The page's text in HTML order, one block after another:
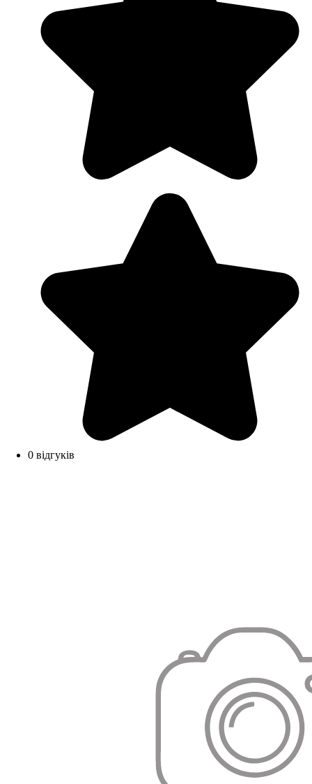
0 відгуків